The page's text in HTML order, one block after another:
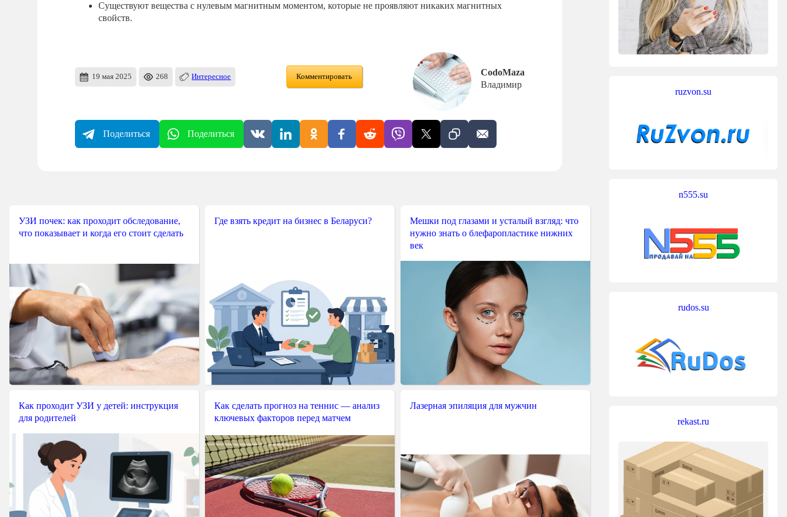
Существуют вещества с нулевым магнитным моментом, которые не проявляют никаких магнитных
свойств.
19 мая 2025 268 Интересное Комментировать
CodoMaza
Владимир
Поделиться Поделиться
УЗИ почек: как проходит обследование,
что показывает и когда его стоит сделать
Где взять кредит на бизнес в Беларуси?
Мешки под глазами и усталый взгляд: что
нужно знать о блефаропластике нижних
век
Как проходит УЗИ у детей: инструкция
для родителей
Как сделать прогноз на теннис — анализ
ключевых факторов перед матчем
Лазерная эпиляция для мужчин
ruzvon.su
n555.su
rudos.su
rekast.ru